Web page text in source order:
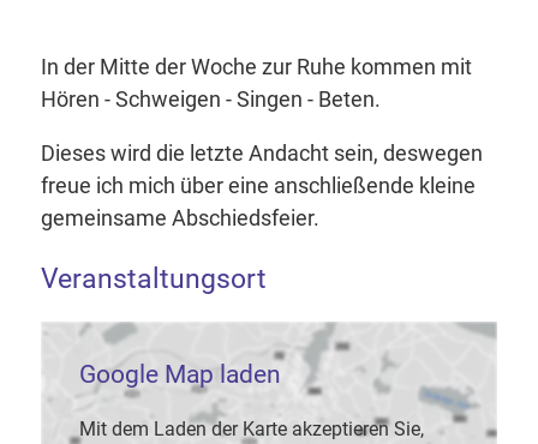
In der Mitte der Woche zur Ruhe kommen mit
Hören - Schweigen - Singen - Beten.
Dieses wird die letzte Andacht sein, deswegen
freue ich mich über eine anschließende kleine
gemeinsame Abschiedsfeier.
Veranstaltungsort
Google Map laden
Mit dem Laden der Karte akzeptieren Sie,